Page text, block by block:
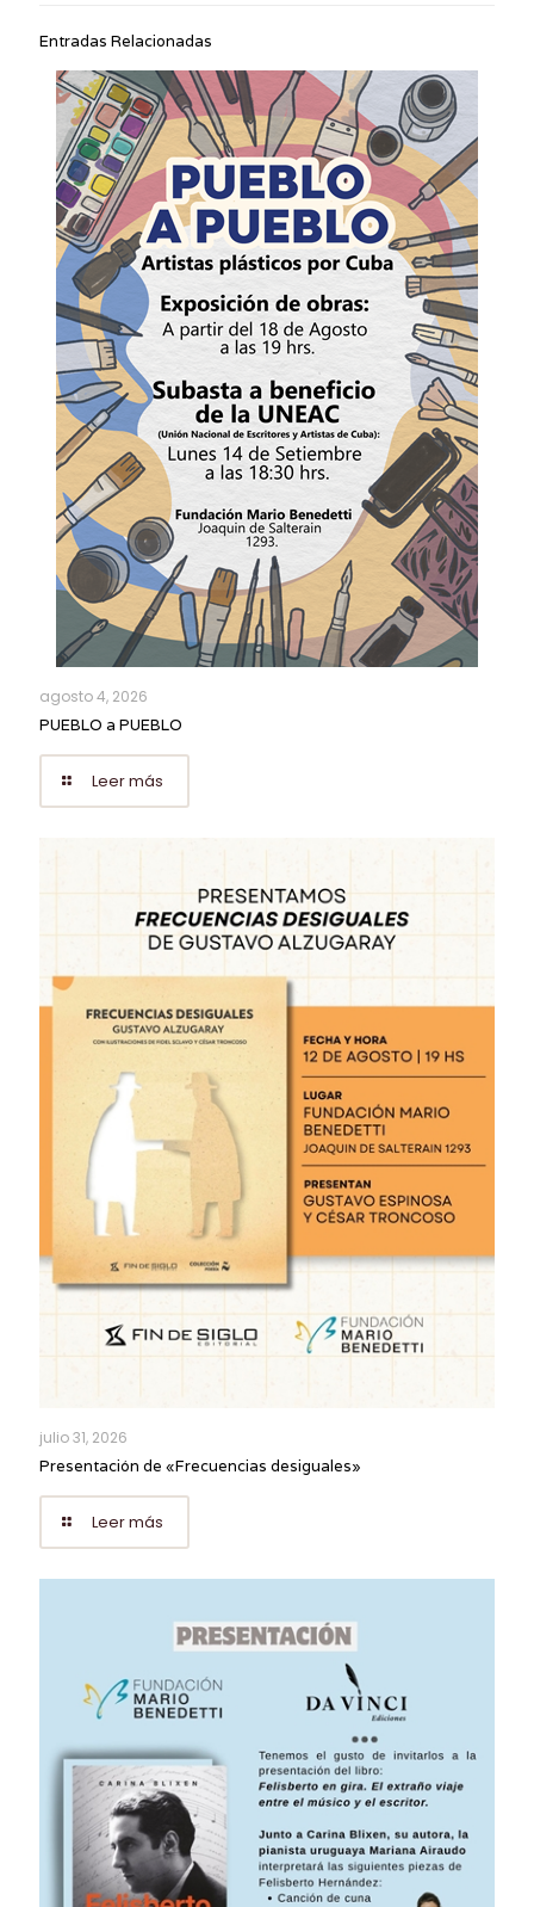
Entradas Relacionadas
agosto 4, 2026
PUEBLO a PUEBLO
Leer más
julio 31, 2026
Presentación de «Frecuencias desiguales»
Leer más